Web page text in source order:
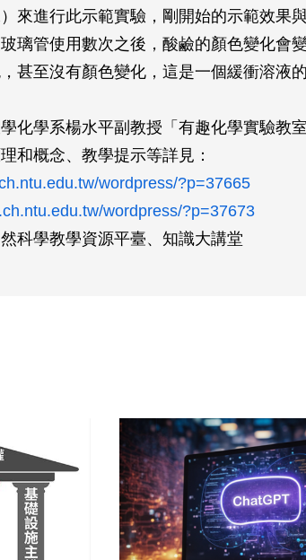
來進行此示範實驗，剛開始的示範效果
璃管使用數次之後，酸鹼的顏色變化會
甚至沒有顏色變化，這是一個緩衝溶液
化學系楊水平副教授「有趣化學實驗教
和概念、教學提示等詳見：
wordpress/?p=37665
wordpress/?p=37673
科學教學資源平臺、知識大講堂